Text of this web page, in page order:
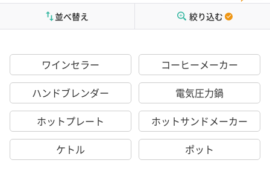
絞り込む
並べ替え
ワインセラー
コーヒーメーカー
ハンドブレンダー
電気圧力鍋
ホットプレート
ホットサンドメーカー
ケトル
ポット